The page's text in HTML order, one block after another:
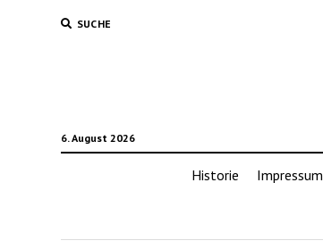
SUCHE
6. August 2026
Historie Impressum